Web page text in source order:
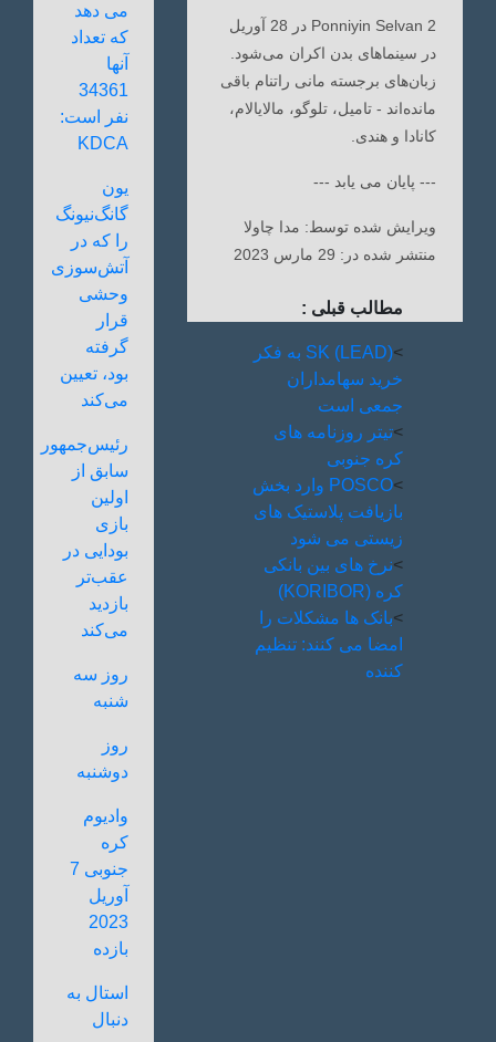
Ponniyin Selvan 2 در 28 آوریل
در سینماهای بدن اکران می‌شود.
زبان‌های برجسته مانی راتنام باقی
مانده‌اند - تامیل، تلوگو، مالایالام،
کانادا و هندی.
--- پایان می یابد ---
ویرایش شده توسط: مدا چاولا
منتشر شده در: 29 مارس 2023
مطالب قبلی :
>
(LEAD) SK به فکر
خرید سهامداران
جمعی است
>تیتر روزنامه های
کره جنوبی
>
POSCO وارد بخش
بازیافت پلاستیک های
زیستی می شود
>نرخ های بین بانکی
کره (KORIBOR)
>بانک ها مشکلات را
امضا می کنند: تنظیم
کننده
می دهد
که تعداد
آنها
34361
نفر است:
KDCA
یون
گانگ‌نیونگ
را که در
آتش‌سوزی
وحشی
قرار
گرفته
بود، تعیین
می‌کند
رئیس‌جمهور
سابق از
اولین
بازی
بودایی در
عقب‌تر
بازدید
می‌کند
روز سه
شنبه
روز
دوشنبه
وادیوم
کره
جنوبی 7
آوریل
2023
بازده
استال به
دنبال